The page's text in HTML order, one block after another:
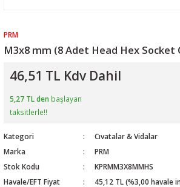
PRM
M3x8 mm (8 Adet Head Hex Socket
46,51 TL Kdv Dahil
5,27 TL den başlayan
taksitlerle!!
Kategori
Cıvatalar & Vidalar
Marka
PRM
Stok Kodu
KPRMM3X8MMHS
Havale/EFT Fiyat
45,12 TL (%3,00 havale